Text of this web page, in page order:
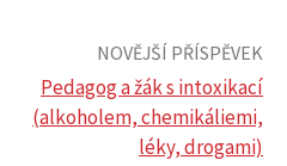
NOVĚJŠÍ PŘÍSPĚVEK
Pedagog a žák s intoxikací
(alkoholem, chemikáliemi,
léky, drogami)